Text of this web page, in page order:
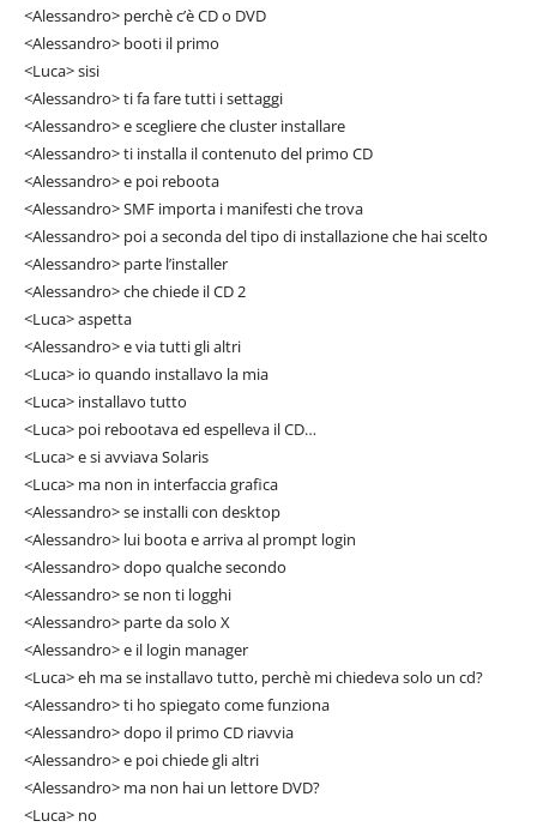
<Alessandro> perchè c’è CD o DVD
<Alessandro> booti il primo
<Luca> sisi
<Alessandro> ti fa fare tutti i settaggi
<Alessandro> e scegliere che cluster installare
<Alessandro> ti installa il contenuto del primo CD
<Alessandro> e poi reboota
<Alessandro> SMF importa i manifesti che trova
<Alessandro> poi a seconda del tipo di installazione che hai scelto
<Alessandro> parte l’installer
<Alessandro> che chiede il CD 2
<Luca> aspetta
<Alessandro> e via tutti gli altri
<Luca> io quando installavo la mia
<Luca> installavo tutto
<Luca> poi rebootava ed espelleva il CD…
<Luca> e si avviava Solaris
<Luca> ma non in interfaccia grafica
<Alessandro> se installi con desktop
<Alessandro> lui boota e arriva al prompt login
<Alessandro> dopo qualche secondo
<Alessandro> se non ti logghi
<Alessandro> parte da solo X
<Alessandro> e il login manager
<Luca> eh ma se installavo tutto, perchè mi chiedeva solo un cd?
<Alessandro> ti ho spiegato come funziona
<Alessandro> dopo il primo CD riavvia
<Alessandro> e poi chiede gli altri
<Alessandro> ma non hai un lettore DVD?
<Luca> no